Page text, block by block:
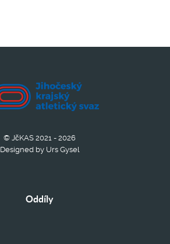
© JčKAS 2021 - 2026
Designed by Urs Gysel
Oddíly